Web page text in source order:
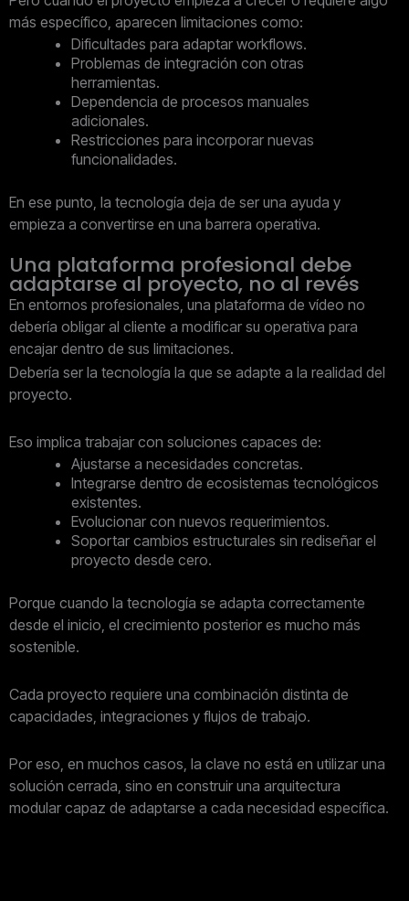
más específico, aparecen limitaciones como:
Dificultades para adaptar workflows.
Problemas de integración con otras
herramientas.
Dependencia de procesos manuales
adicionales.
Restricciones para incorporar nuevas
funcionalidades.
En ese punto, la tecnología deja de ser una ayuda y
empieza a convertirse en una barrera operativa.
Una plataforma profesional debe
adaptarse al proyecto, no al revés
En entornos profesionales, una plataforma de vídeo no
debería obligar al cliente a modificar su operativa para
encajar dentro de sus limitaciones.
Debería ser la tecnología la que se adapte a la realidad del
proyecto.
Eso implica trabajar con soluciones capaces de:
Ajustarse a necesidades concretas.
Integrarse dentro de ecosistemas tecnológicos
existentes.
Evolucionar con nuevos requerimientos.
Soportar cambios estructurales sin rediseñar el
proyecto desde cero.
Porque cuando la tecnología se adapta correctamente
desde el inicio, el crecimiento posterior es mucho más
sostenible.
Cada proyecto requiere una combinación distinta de
capacidades, integraciones y flujos de trabajo.
Por eso, en muchos casos, la clave no está en utilizar una
solución cerrada, sino en construir una arquitectura
modular capaz de adaptarse a cada necesidad específica.